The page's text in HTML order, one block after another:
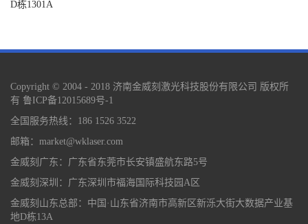
D栋1301A
Copyright © 2004 - 2018 济南金威刻激光科技股份有限公司 版权所
有 鲁ICP备12015689号-1
全国服务热线：186 1526 3522
邮箱：market@wklaser.com
金威刻广东：广东省东莞市长安镇盛航东路5号
金威刻深圳：广东深圳市福海国际科技园A区
金威刻山东总部：中国·山东省济南市高新区新泺大街大数据产业基
地D栋13A